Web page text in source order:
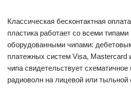
Классическая бесконтактная
пластика работает со всеми
оборудованными чипами:
платежных систем Visa,
чипа свидетельствует
радиоволн на лицевой или тыльной